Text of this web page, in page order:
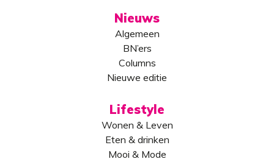
Nieuws
Algemeen
BN’ers
Columns
Nieuwe editie
Lifestyle
Wonen & Leven
Eten & drinken
Mooi & Mode